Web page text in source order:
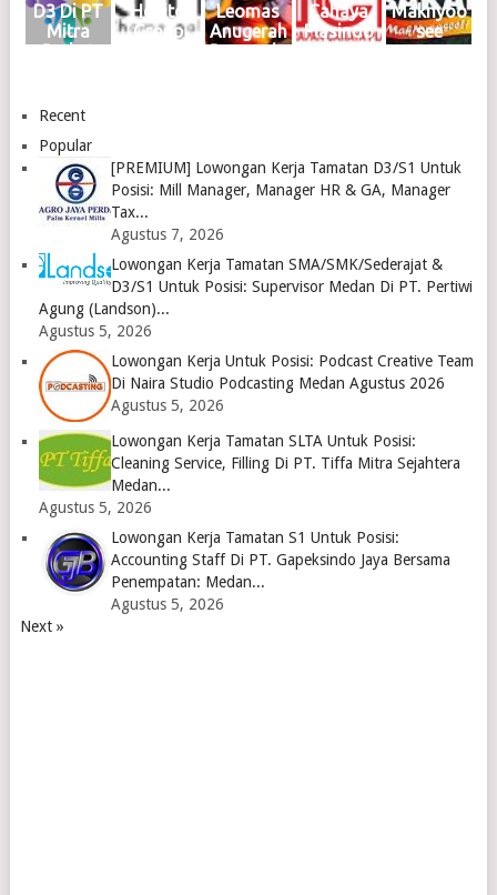
2024
Logo
Logo
April
2024
2024
Logo
2024
Logo
D3 Di PT
Mitra
Berkat
2023
Hokito
Group
Leomas
Anugerah
Bersauda
Cahaya
Plasindo
Maknyoo
see
Recent
Popular
[PREMIUM] Lowongan Kerja Tamatan D3/S1 Untuk
Posisi: Mill Manager, Manager HR & GA, Manager
Tax...
Agustus 7, 2026
Lowongan Kerja Tamatan SMA/SMK/Sederajat &
D3/S1 Untuk Posisi: Supervisor Medan Di PT. Pertiwi
Agung (Landson)...
Agustus 5, 2026
Lowongan Kerja Untuk Posisi: Podcast Creative Team
Di Naira Studio Podcasting Medan Agustus 2026
Agustus 5, 2026
Lowongan Kerja Tamatan SLTA Untuk Posisi:
Cleaning Service, Filling Di PT. Tiffa Mitra Sejahtera
Medan...
Agustus 5, 2026
Lowongan Kerja Tamatan S1 Untuk Posisi:
Accounting Staff Di PT. Gapeksindo Jaya Bersama
Penempatan: Medan...
Agustus 5, 2026
Next »